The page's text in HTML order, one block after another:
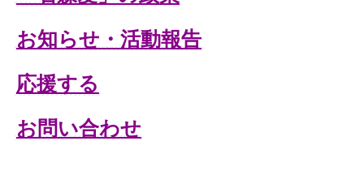
お知らせ・活動報告
応援する
お問い合わせ